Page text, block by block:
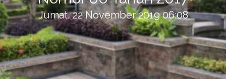
Jumat, 22 November 2019 06:08